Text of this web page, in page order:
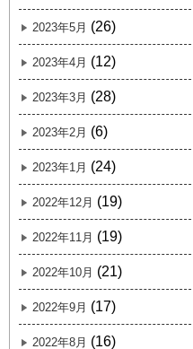
2023年5月 (26)
2023年4月 (12)
2023年3月 (28)
2023年2月 (6)
2023年1月 (24)
2022年12月 (19)
2022年11月 (19)
2022年10月 (21)
2022年9月 (17)
2022年8月 (16)